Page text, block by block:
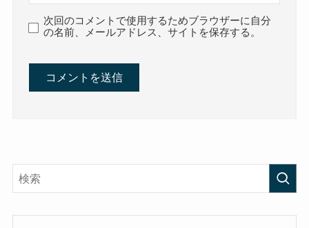
次回のコメントで使用するためブラウザーに自分
の名前、メールアドレス、サイトを保存する。